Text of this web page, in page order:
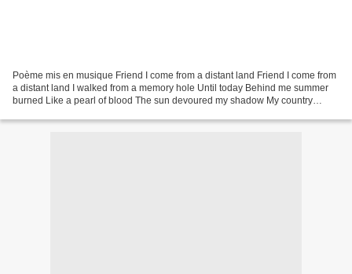
Poème mis en musique Friend I come from a distant land Friend I come from
a distant land I walked from a memory hole Until today Behind me summer
burned Like a pearl of blood The sun devoured my shadow My country